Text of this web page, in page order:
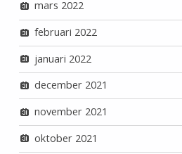
mars 2022
februari 2022
januari 2022
december 2021
november 2021
oktober 2021